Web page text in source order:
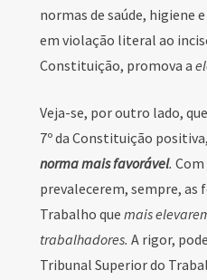
normas de saúde, higiene
em violação literal ao
Constituição, promova a
Veja-se, por outro lado,
7º da Constituição
norma mais favorável.
prevalecerem, sempre,
Trabalho que mais
trabalhadores. A rigor,
Tribunal Superior do